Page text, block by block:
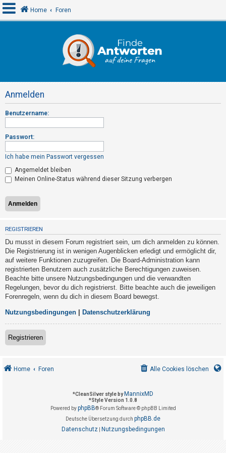
e
l
d
e
n
R
e
g
i
t
r
i
e
r
e
U
b
e
Home Foren
Anmelden
Benutzername:
Passwort:
Ich habe mein Passwort vergessen
Angemeldet bleiben
Meinen Online-Status während dieser Sitzung verbergen
REGISTRIEREN
Du musst in diesem Forum registriert sein, um dich anmelden zu können.
Die Registrierung ist in wenigen Augenblicken erledigt und ermöglicht dir,
auf weitere Funktionen zuzugreifen. Die Board-Administration kann
registrierten Benutzern auch zusätzliche Berechtigungen zuweisen.
Beachte bitte unsere Nutzungsbedingungen und die verwandten
Regelungen, bevor du dich registrierst. Bitte beachte auch die jeweiligen
Forenregeln, wenn du dich in diesem Board bewegst.
Nutzungsbedingungen Datenschutzerklärung
Registrieren
Home Foren Alle Cookies löschen
*CleanSilver style by MannixMD
*Style Version 1.0.8
Powered byphpBB® Forum Software © phpBB Limited
Deutsche Übersetzung durch phpBB.de
Datenschutz| Nutzungsbedingungen